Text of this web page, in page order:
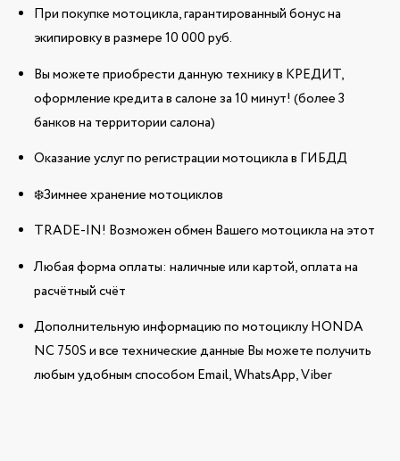
При покупке мотоцикла, гарантированный бонус на
экипировку в размере 10 000 руб.
Вы можете приобрести данную технику в КРЕДИТ,
оформление кредита в салоне за 10 минут! (более 3
банков на территории салона)
Оказание услуг по регистрации мотоцикла в ГИБДД
❄️Зимнее хранение мотоциклов
TRADE-IN! Возможен обмен Вашего мотоцикла на этот
Любая форма оплаты: наличные или картой, оплата на
расчётный счёт
Дополнительную информацию по мотоциклу HONDA
NC 750S и все технические данные Вы можете получить
любым удобным способом Email, WhatsApp, Viber